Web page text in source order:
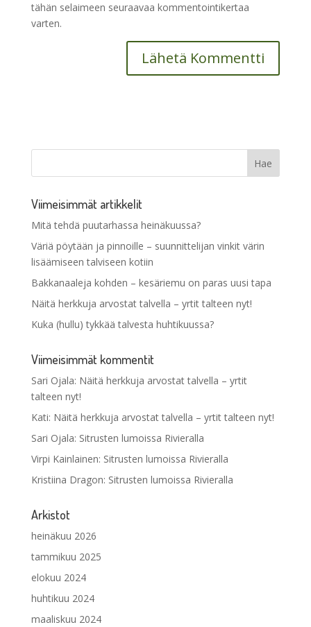
tähän selaimeen seuraavaa kommentointikertaa
varten.
Viimeisimmät artikkelit
Mitä tehdä puutarhassa heinäkuussa?
Väriä pöytään ja pinnoille – suunnittelijan vinkit värin
lisäämiseen talviseen kotiin
Bakkanaaleja kohden – kesäriemu on paras uusi tapa
Näitä herkkuja arvostat talvella – yrtit talteen nyt!
Kuka (hullu) tykkää talvesta huhtikuussa?
Viimeisimmät kommentit
Sari Ojala: Näitä herkkuja arvostat talvella – yrtit
talteen nyt!
Kati: Näitä herkkuja arvostat talvella – yrtit talteen nyt!
Sari Ojala: Sitrusten lumoissa Rivieralla
Virpi Kainlainen: Sitrusten lumoissa Rivieralla
Kristiina Dragon: Sitrusten lumoissa Rivieralla
Arkistot
heinäkuu 2026
tammikuu 2025
elokuu 2024
huhtikuu 2024
maaliskuu 2024